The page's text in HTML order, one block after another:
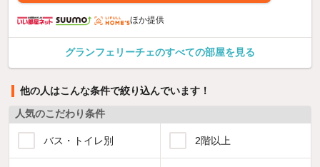
ほか提供
グランフェリーチェのすべての部屋を見る
他の人はこんな条件で絞り込んでいます！
人気のこだわり条件
バス・トイレ別 2階以上